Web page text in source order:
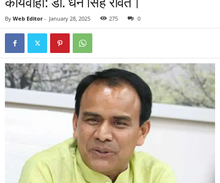
By Web Editor - January 28, 2025 275 0